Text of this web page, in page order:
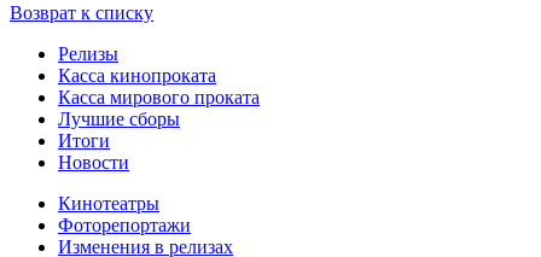
Возврат к списку
Релизы
Касса кинопроката
Касса мирового проката
Лучшие сборы
Итоги
Новости
Кинотеатры
Фоторепортажи
Изменения в релизах